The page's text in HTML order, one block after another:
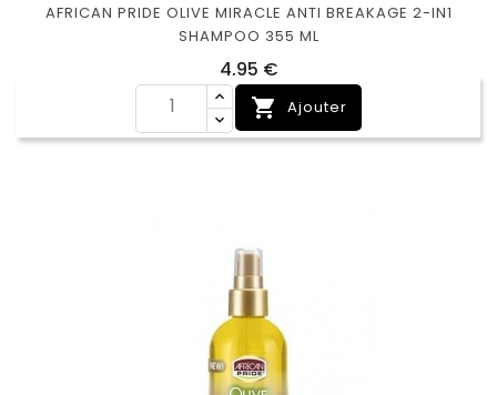
AFRICAN PRIDE OLIVE MIRACLE ANTI BREAKAGE 2-IN1
SHAMPOO 355 ML
4,95 €Prix
 Ajouter